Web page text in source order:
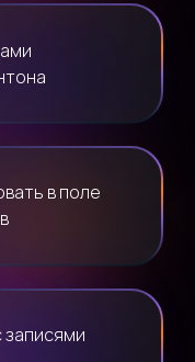
в поле
записями